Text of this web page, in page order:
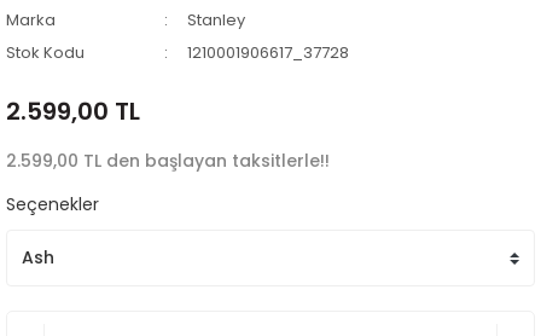
Marka
Stanley
Stok Kodu
1210001906617_37728
2.599,00 TL
2.599,00 TL den başlayan taksitlerle!!
Seçenekler